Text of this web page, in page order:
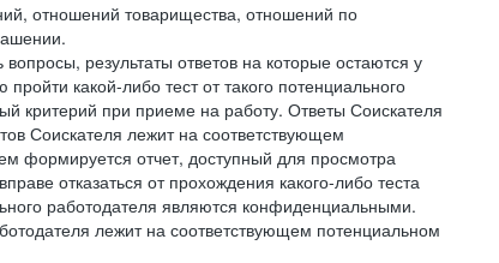
отношений товарищества, отношений по
результаты ответов на которые остаются у
какой-либо тест от такого потенциального
критерий при приеме на работу. Ответы Соискателя
Соискателя лежит на соответствующем
формируется отчет, доступный для просмотра
отказаться от прохождения какого-либо теста
работодателя являются конфиденциальными.
лежит на соответствующем потенциальном